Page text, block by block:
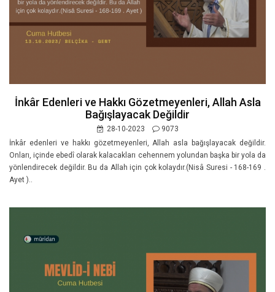
İnkâr Edenleri ve Hakkı Gözetmeyenleri, Allah Asla
Bağışlayacak Değildir
28-10-2023
9073
İnkâr edenleri ve hakkı gözetmeyenleri, Allah asla bağışlayacak değildir.
Onları, içinde ebedî olarak kalacakları cehennem yolundan başka bir yola da
yönlendirecek değildir. Bu da Allah için çok kolaydır.(Nisâ Suresi - 168-169 .
Ayet )..